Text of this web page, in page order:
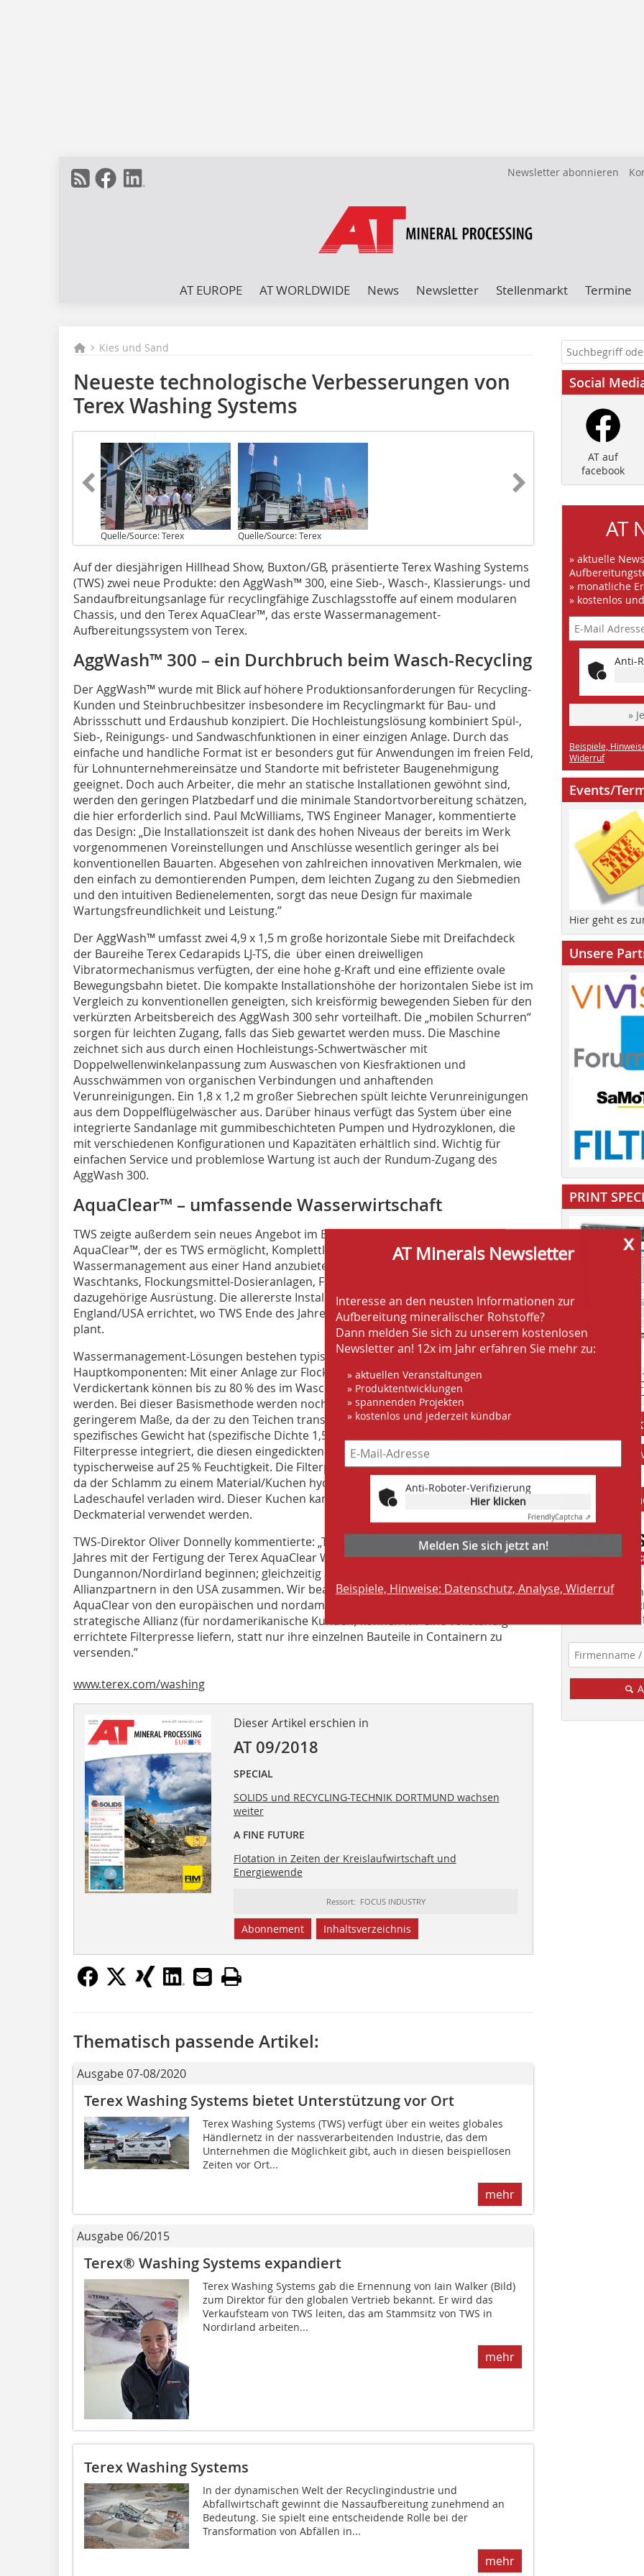
Newsletter abonnieren
AT EUROPE AT WORLDWIDE News Newsletter Stellenmarkt Termine
Kies und Sand
Neueste technologische Verbesserungen von
Terex Washing Systems
Quelle/Source: Terex Quelle/Source: Terex
Auf der diesjährigen Hillhead Show, Buxton/GB, präsentierte Terex Washing Systems
(TWS) zwei neue Produkte: den AggWash™ 300, eine Sieb-, Wasch-, Klassierungs- und
Sandaufbreitungsanlage für recyclingfähige Zuschlagsstoffe auf einem modularen
Chassis, und den Terex AquaClear™, das erste Wassermanagement-
Aufbereitungssystem von Terex.
AggWash™ 300 – ein Durchbruch beim Wasch-Recycling
Der AggWash™ wurde mit Blick auf höhere Produktionsanforderungen für Recycling-
Kunden und Steinbruchbesitzer insbesondere im Recyclingmarkt für Bau- und
Abrissschutt und Erdaushub konzipiert. Die Hochleistungslösung kombiniert Spül-,
Sieb-, Reinigungs- und Sandwaschfunktionen in einer einzigen Anlage. Durch das
einfache und handliche Format ist er besonders gut für Anwendungen im freien Feld,
für Lohnunternehmereinsätze und Standorte mit befristeter Baugenehmigung
geeignet. Doch auch Arbeiter, die mehr an statische Installationen gewöhnt sind,
werden den geringen Platzbedarf und die minimale Standortvorbereitung schätzen,
die hier erforderlich sind. Paul McWilliams, TWS Engineer Manager, kommentierte
das Design: „Die Installationszeit ist dank des hohen Niveaus der bereits im Werk
vorgenommenen Voreinstellungen und Anschlüsse wesentlich geringer als bei
konventionellen Bauarten. Abgesehen von zahlreichen innovativen Merkmalen, wie
den einfach zu demontierenden Pumpen, dem leichten Zugang zu den Siebmedien
und den intuitiven Bedienelementen, sorgt das neue Design für maximale
Wartungsfreundlichkeit und Leistung.”
Der AggWash™ umfasst zwei 4,9 x 1,5 m große horizontale Siebe mit Dreifachdeck
der Baureihe Terex Cedarapids LJ-TS, die über einen dreiwelligen
Vibratormechanismus verfügten, der eine hohe g-Kraft und eine effiziente ovale
Bewegungsbahn bietet. Die kompakte Installationshöhe der horizontalen Siebe ist im
Vergleich zu konventionellen geneigten, sich kreisförmig bewegenden Sieben für den
verkürzten Arbeitsbereich des AggWash 300 sehr vorteilhaft. Die „mobilen Schurren“
sorgen für leichten Zugang, falls das Sieb gewartet werden muss. Die Maschine
zeichnet sich aus durch einen Hochleistungs-Schwertwäscher mit
Doppelwellenwinkelanpassung zum Auswaschen von Kiesfraktionen und
Ausschwämmen von organischen Verbindungen und anhaftenden
Verunreinigungen. Ein 1,8 x 1,2 m großer Siebrechen spült leichte Verunreinigungen
aus dem Doppelflügelwäscher aus. Darüber hinaus verfügt das System über eine
integrierte Sandanlage mit gummibeschichteten Pumpen und Hydrozyklonen, die
mit verschiedenen Konfigurationen und Kapazitäten erhältlich sind. Wichtig für
einfachen Service und problemlose Wartung ist auch der Rundum-Zugang des
AggWash 300.
AquaClear™ – umfassende Wasserwirtschaft
TWS zeigte außerdem sein neues Angebot im Bereich der Wasserwirtschaft, den
AquaClear™, der es TWS ermöglicht, Komplettlösungen für das Waschen und das
Wassermanagement aus einer Hand anzubieten. Das Portfolio umfasst die
Waschtanks, Flockungsmittel-Dosieranlagen, Filterpressen und die gesamte
dazugehörige Ausrüstung. Die allererste Installation wird derzeit in New
England/USA errichtet, wo TWS Ende des Jahres einen Open Day für seine Kunden
plant.
Wassermanagement-Lösungen bestehen typischerweise aus drei
Hauptkomponenten: Mit einer Anlage zur Flockungsdosierung und einem
Verdickertank können bis zu 80 % des im Waschvorgang genutzten Wassers recycelt
werden. Bei dieser Basismethode werden noch immer Teiche genutzt, jedoch in
geringerem Maße, da der zu den Teichen transportierte Schlamm ein viel höheres
spezifisches Gewicht hat (spezifische Dichte 1,5). In der nächsten Stufe wird eine
Filterpresse integriert, die diesen eingedickten Schlamm weiter hydratisiert,
typischerweise auf 25 % Feuchtigkeit. Die Filterpresse macht die Teiche überflüssig,
da der Schlamm zu einem Material/Kuchen hydratisiert und dann von einer
Ladeschaufel verladen wird. Dieser Kuchen kann als Auskleidungs- oder
Deckmaterial verwendet werden.
TWS-Direktor Oliver Donnelly kommentierte: „TWS wird voraussichtlich Ende dieses
Jahres mit der Fertigung der Terex AquaClear Water Management Solutions in
Dungannon/Nordirland beginnen; gleichzeitig arbeiten sie mit strategischen
Allianzpartnern in den USA zusammen. Wir bearbeiten bereits Anfragen für
AquaClear von den europäischen und nordamerikanischen Märkten. Durch unsere
strategische Allianz (für nordamerikanische Kunden) können wir eine vollständig
errichtete Filterpresse liefern, statt nur ihre einzelnen Bauteile in Containern zu
versenden.”
www.terex.com/washing
Dieser Artikel erschien in
AT 09/2018
SPECIAL
SOLIDS und RECYCLING-TECHNIK DORTMUND wachsen
weiter
A FINE FUTURE
Flotation in Zeiten der Kreislaufwirtschaft und
Energiewende
Ressort: FOCUS INDUSTRY
Abonnement Inhaltsverzeichnis
x
AT Minerals Newsletter
Aufbereitung mineralischer Rohstoffe?
Dann melden Sie sich zu unserem kostenlosen
Newsletter an! 12x im Jahr erfahren Sie mehr zu:
» Produktentwicklungen
» spannenden Projekten
» kostenlos und jederzeit kündbar
Anti-Roboter-Verifizierung
Hier klicken
Melden Sie sich jetzt an!
Thematisch passende Artikel:
Ausgabe 07-08/2020
Terex Washing Systems bietet Unterstützung vor Ort
Terex Washing Systems (TWS) verfügt über ein weites globales
Händlernetz in der nassverarbeitenden Industrie, das dem
Unternehmen die Möglichkeit gibt, auch in diesen beispiellosen
Zeiten vor Ort...
mehr
Ausgabe 06/2015
Terex® Washing Systems expandiert
Terex Washing Systems gab die Ernennung von Iain Walker (Bild)
zum Direktor für den globalen Vertrieb bekannt. Er wird das
Verkaufsteam von TWS leiten, das am Stammsitz von TWS in
Nordirland arbeiten...
mehr
Terex Washing Systems
In der dynamischen Welt der Recyclingindustrie und
Abfallwirtschaft gewinnt die Nassaufbereitung zunehmend an
Bedeutung. Sie spielt eine entscheidende Rolle bei der
Transformation von Abfällen in...
mehr
Social
AT auf
facebook
AT
» aktuelle
» monatliche
» kostenlos
Anti-
»
Beispiele,
Widerruf
Events/
Hier geht es
Unsere
PRINT
AT
AT CRUSHING
Anbieter
Finden Sie